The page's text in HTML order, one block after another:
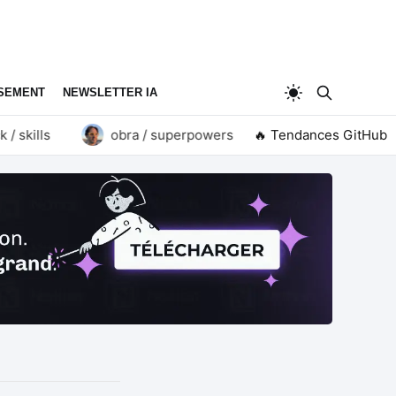
NEWSLETTER IA
obra / superpowers goauthentik /
🔥 Tendances GitHub